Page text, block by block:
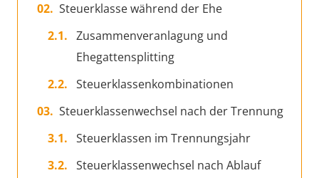
Steuerklasse während der Ehe
Zusammenveranlagung und
Ehegattensplitting
Steuerklassenkombinationen
Steuerklassenwechsel nach der Trennung
Steuerklassen im Trennungsjahr
Steuerklassenwechsel nach Ablauf